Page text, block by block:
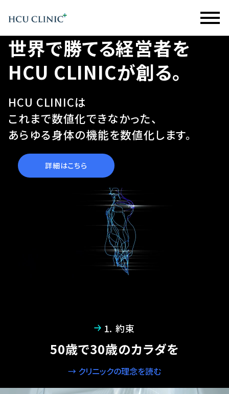
世界で勝てる経営者を
HCU CLINICが創る。
HCU CLINICは
これまで数値化できなかった、
あらゆる身体の機能を数値化します。
詳細はこちら
1. 約束
50歳で30歳のカラダを
→ クリニックの理念を読む